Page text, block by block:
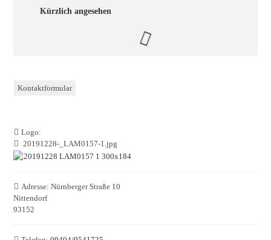
Kürzlich angesehen
Kontaktformular
Logo:
20191228-_LAM0157-1.jpg
Adresse: Nürnberger Straße 10
Nittendorf
93152